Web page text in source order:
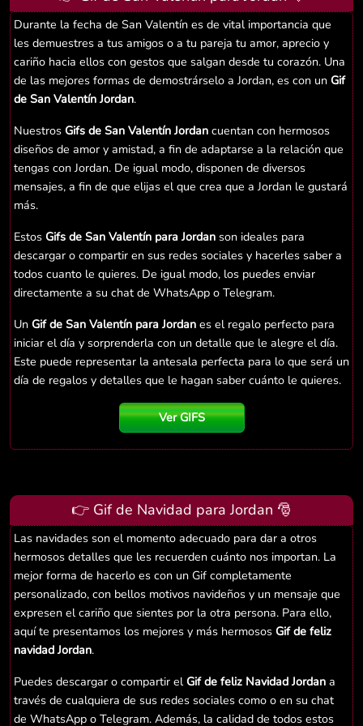
Durante la fecha de San Valentín es de vital importancia que
les demuestres a tus amigos o a tu pareja tu amor, aprecio y
cariño hacia ellos con gestos que salgan desde tu corazón. Una
de las mejores formas de demostrárselo a Jordan, es con un Gif
de San Valentín Jordan.
Nuestros Gifs de San Valentín Jordan cuentan con hermosos
diseños de amor y amistad, a fin de adaptarse a la relación que
tengas con Jordan. De igual modo, disponen de diversos
mensajes, a fin de que elijas el que crea que a Jordan le gustará
más.
Estos Gifs de San Valentín para Jordan son ideales para
descargar o compartir en sus redes sociales y hacerles saber a
todos cuanto le quieres. De igual modo, los puedes enviar
directamente a su chat de WhatsApp o Telegram.
Un Gif de San Valentín para Jordan es el regalo perfecto para
iniciar el día y sorprenderla con un detalle que le alegre el día.
Este puede representar la antesala perfecta para lo que será un
día de regalos y detalles que le hagan saber cuánto le quieres.
Ver GIFS
👉 Gif de Navidad para Jordan 🎅
Las navidades son el momento adecuado para dar a otros
hermosos detalles que les recuerden cuánto nos importan. La
mejor forma de hacerlo es con un Gif completamente
personalizado, con bellos motivos navideños y un mensaje que
expresen el cariño que sientes por la otra persona. Para ello,
aquí te presentamos los mejores y más hermosos Gif de feliz
navidad Jordan.
Puedes descargar o compartir elGif de feliz Navidad Jordan a
través de cualquiera de sus redes sociales como o en su chat
de WhatsApp o Telegram. Además, la calidad de todos estos